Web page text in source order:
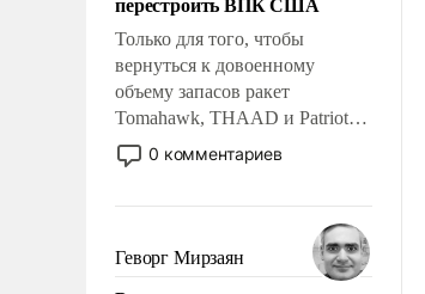
Только для того, чтобы
вернуться к довоенному
объему запасов ракет
Tomahawk, THAAD и Patriot
США потребуется более трех
лет. Даже небольшая война с
Сложившаяся ситуация
означает многолетний период
0 комментариев
Геворг Мирзаян